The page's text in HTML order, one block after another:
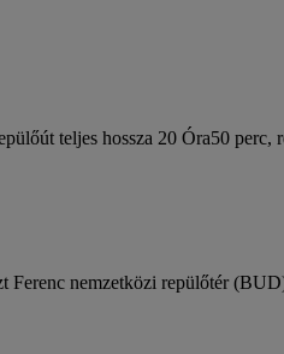
teljes hossza 20 Óra50 perc,
Ferenc nemzetközi repülőtér